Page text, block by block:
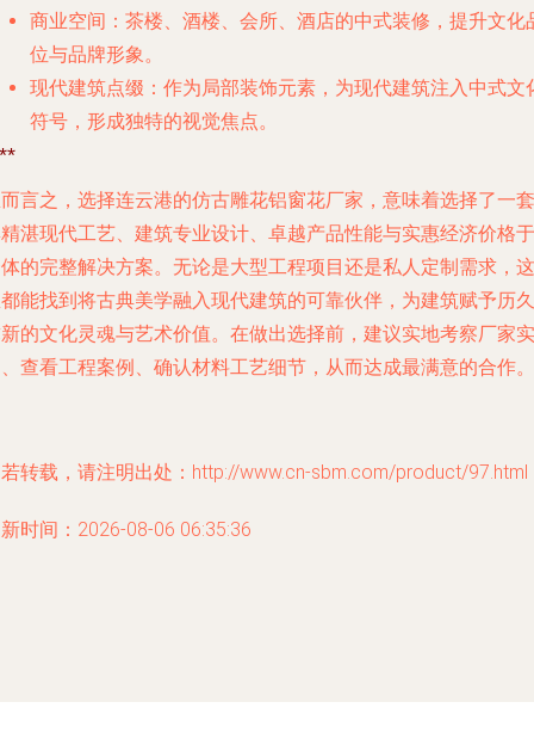
商业空间 ：茶楼、酒楼、会所、酒店的中式装修，提升文化
位与品牌形象。
现代建筑点缀 ：作为局部装饰元素，为现代建筑注入中式文
符号，形成独特的视觉焦点。
言之，选择连云港的仿古雕花铝窗花厂家，意味着选择了一套
精湛现代工艺、建筑专业设计、卓越产品性能与实惠经济价格于
的完整解决方案。无论是大型工程项目还是私人定制需求，这
能找到将古典美学融入现代建筑的可靠伙伴，为建筑赋予历久
的文化灵魂与艺术价值。在做出选择前，建议实地考察厂家实
查看工程案例、确认材料工艺细节，从而达成最满意的合作。
转载，请注明出处：http://www.cn-sbm.com/product/97.html
时间：2026-08-06 06:35:36